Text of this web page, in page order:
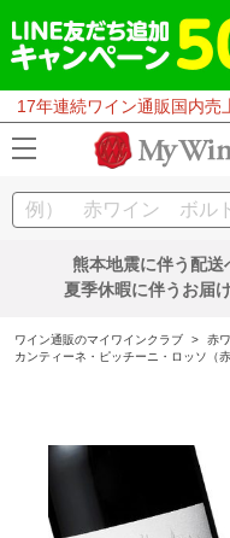
17年連続ワイン通販国内売
熊本地震に伴う配
夏季休暇に伴うお届
ワイン通販のマイワインクラブ > 赤
カンティーネ・ピッチーニ・ロッソ（赤